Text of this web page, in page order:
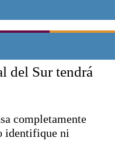
Olímpico
Sur
del Sur tendrá
completamente
identifique ni